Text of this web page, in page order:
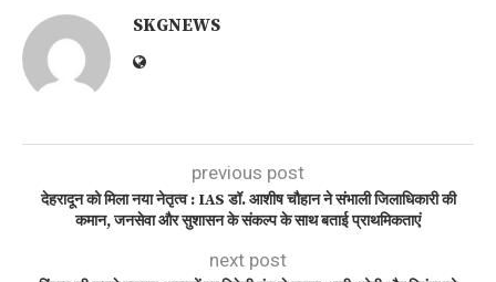
SKGNEWS
previous post
देहरादून को मिला नया नेतृत्व : IAS डॉ. आशीष चौहान ने संभाली जिलाधिकारी की
कमान, जनसेवा और सुशासन के संकल्प के साथ बताई प्राथमिकताएं
next post